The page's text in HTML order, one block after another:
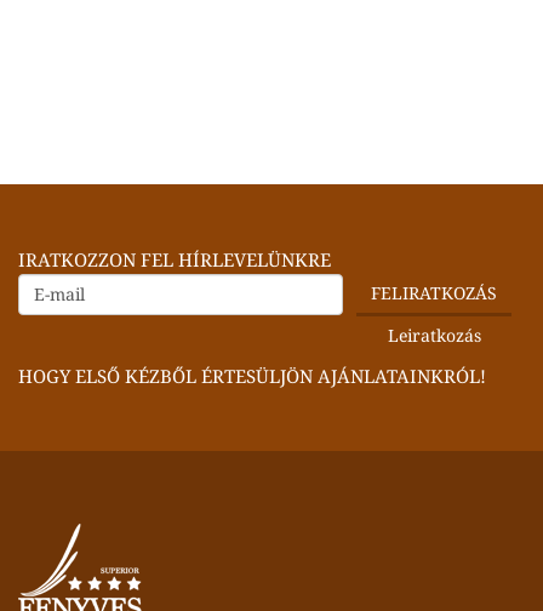
IRATKOZZON FEL HÍRLEVELÜNKRE
HOGY ELSŐ KÉZBŐL ÉRTESÜLJÖN AJÁNLATAINKRÓL!